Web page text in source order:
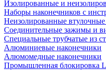
Изолированные и
Наборы наконечников с
Неизолированные
Соединительные зажимы и
Специальные трубчатые из
Алюминиевые наконечники
Алюмомедные наконечники
Промышленная блокировка